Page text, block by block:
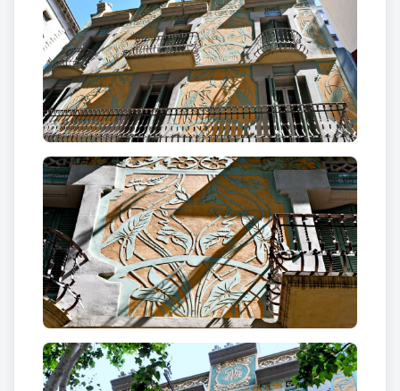
primer pis conserva el paper pintat de la paret i una
composició figurativa d’una dóna pescant pintada
al sostre.